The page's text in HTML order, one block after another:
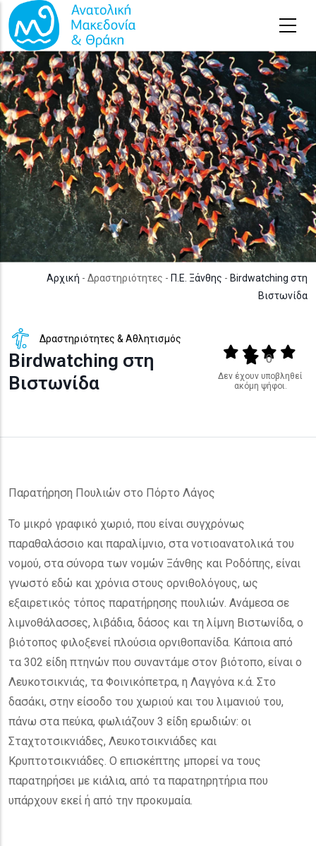
Παράκαμψη προς το κυρίως περιεχόμενο
Αρχική - Δραστηριότητες - Π.Ε. Ξάνθης - Birdwatching στη
Βιστωνίδα
Δραστηριότητες & Αθλητισμός
Birdwatching στη
Βιστωνίδα
Output format
(star)(star)(star)
(star)
0
Δεν έχουν υποβληθεί
ακόμη ψήφοι.
Παρατήρηση Πουλιών στο Πόρτο Λάγος
Το μικρό γραφικό χωριό, που είναι συγχρόνως
παραθαλάσσιο και παραλίμνιο, στα νοτιοανατολικά του
νομού, στα σύνορα των νομών Ξάνθης και Ροδόπης, είναι
γνωστό εδώ και χρόνια στους ορνιθολόγους, ως
εξαιρετικός τόπος παρατήρησης πουλιών. Ανάμεσα σε
λιμνοθάλασσες, λιβάδια, δάσος και τη λίμνη Βιστωνίδα, ο
βιότοπος φιλοξενεί πλούσια ορνιθοπανίδα. Κάποια από
τα 302 είδη πτηνών που συναντάμε στον βιότοπο, είναι ο
Λευκοτσικνιάς, τα Φοινικόπετρα, η Λαγγόνα κ.ά. Στο
δασάκι, στην είσοδο του χωριού και του λιμανιού του,
πάνω στα πεύκα, φωλιάζουν 3 είδη ερωδιών: οι
Σταχτοτσικνιάδες, Λευκοτσικνιάδες και
Κρυπτοτσικνιάδες. Ο επισκέπτης μπορεί να τους
παρατηρήσει με κιάλια, από τα παρατηρητήρια που
υπάρχουν εκεί ή από την προκυμαία.